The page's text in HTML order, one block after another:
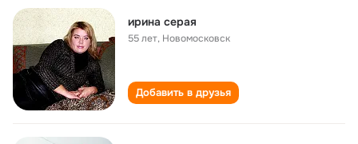
ирина серая
55 лет, Новомосковск
Добавить в друзья